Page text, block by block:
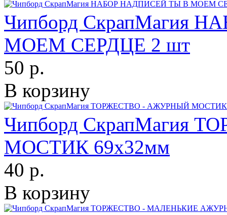
Чипборд СкрапМагия
МОЕМ СЕРДЦЕ 2 шт
50 р.
В корзину
Чипборд СкрапМагия
МОСТИК 69х32мм
40 р.
В корзину